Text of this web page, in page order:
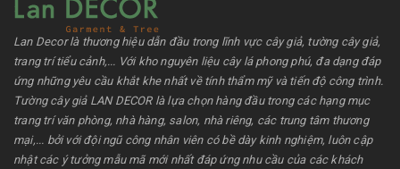
Lan Decor là thương hiệu dẫn đầu trong lĩnh vực cây giả, tường cây giả,
trang trí tiểu cảnh,... Với kho nguyên liệu cây lá phong phú, đa dạng đáp
ứng những yêu cầu khắt khe nhất về tính thẩm mỹ và tiến độ công trình.
Tường cây giả LAN DECOR là lựa chọn hàng đầu trong các hạng mục
trang trí văn phòng, nhà hàng, salon, nhà riêng, các trung tâm thương
mại,... bởi với đội ngũ công nhân viên có bề dày kinh nghiệm, luôn cập
nhật các ý tưởng mẫu mã mới nhất đáp ứng nhu cầu của các khách